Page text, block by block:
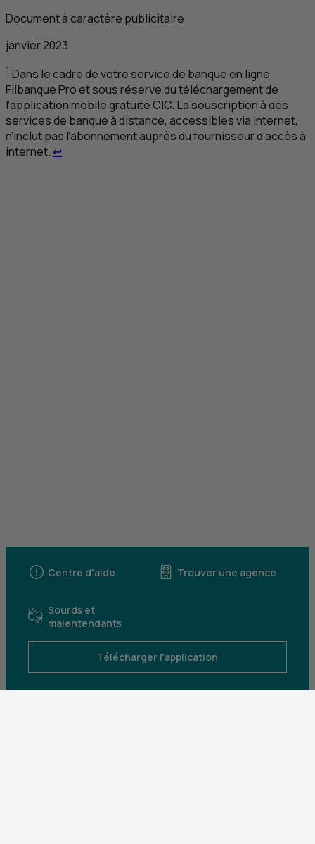
Document à caractère publicitaire
janvier 2023
1 Dans le cadre de votre service de banque en ligne
Filbanque Pro et sous réserve du téléchargement de
l’application mobile gratuiteCIC. La souscription à des
services de banque à distance, accessibles via internet,
n’inclut pas l’abonnement auprès du fournisseur d’accès à
internet. ↩Retour au renvoi 1
Centre d'aide Trouver une agence
Sourds et
malentendants
Télécharger l'application